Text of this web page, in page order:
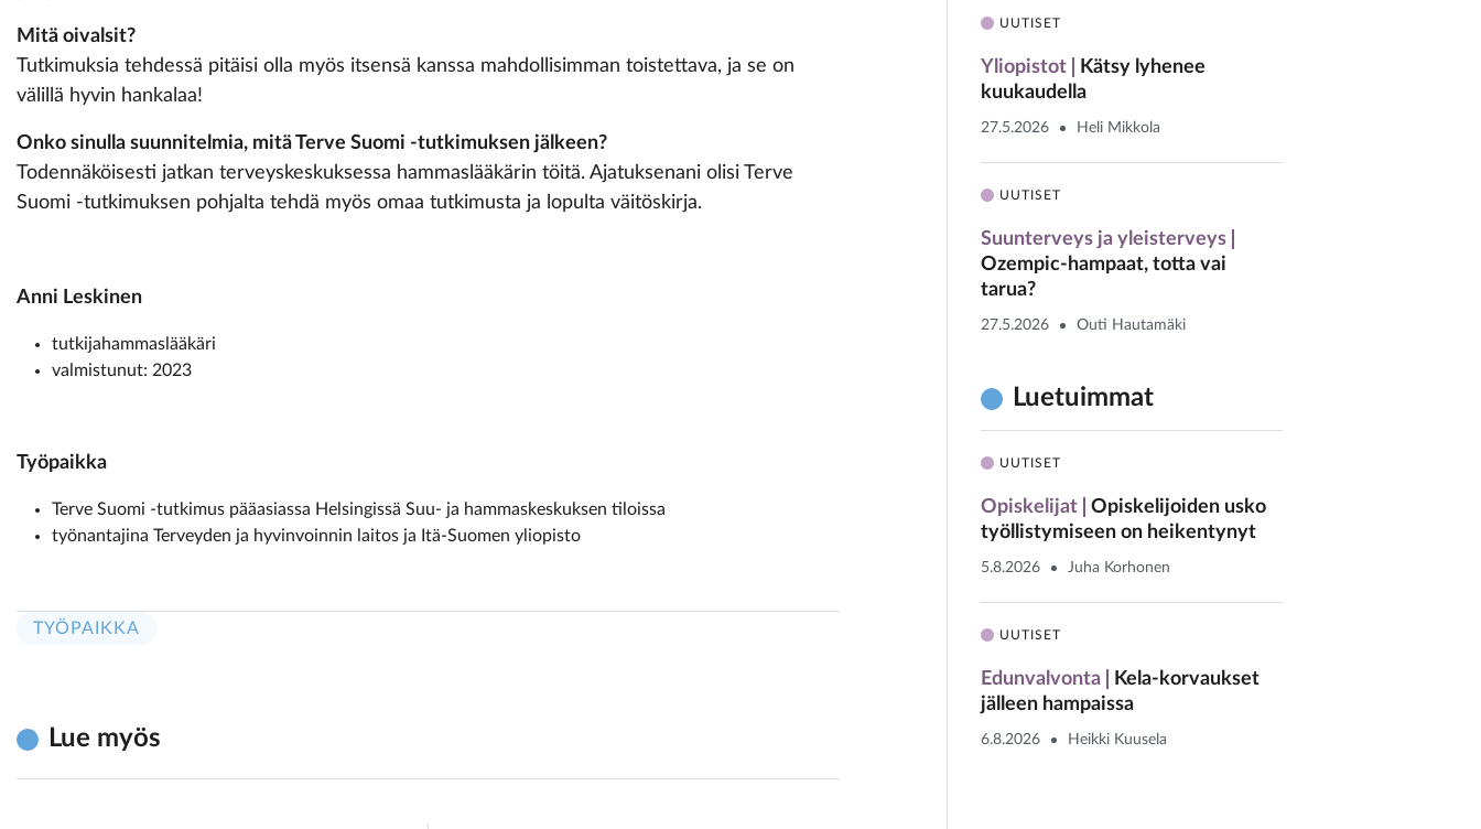
Mitä oivalsit?
Tutkimuksia tehdessä pitäisi olla myös itsensä kanssa mahdollisimman toistettava, ja se on
välillä hyvin hankalaa!
Onko sinulla suunnitelmia, mitä Terve Suomi -tutkimuksen jälkeen?
Todennäköisesti jatkan terveyskeskuksessa hammaslääkärin töitä. Ajatuksenani olisi Terve
Suomi -tutkimuksen pohjalta tehdä myös omaa tutkimusta ja lopulta väitöskirja.
Anni Leskinen
tutkijahammaslääkäri
valmistunut: 2023
Työpaikka
Terve Suomi -tutkimus pääasiassa Helsingissä Suu- ja hammaskeskuksen tiloissa
työnantajina Terveyden ja hyvinvoinnin laitos ja Itä-Suomen yliopisto
TYÖPAIKKA
Lue myös
UUTISET
Yliopistot
Kätsy lyhenee
kuukaudella
27.5.2026 Heli Mikkola
UUTISET
Suunterveys ja yleisterveys
Ozempic-hampaat, totta vai
tarua?
27.5.2026 Outi Hautamäki
Luetuimmat
UUTISET
Opiskelijat
Opiskelijoiden usko
työllistymiseen on heikentynyt
5.8.2026 Juha Korhonen
UUTISET
Edunvalvonta
Kela-korvaukset
jälleen hampaissa
6.8.2026 Heikki Kuusela